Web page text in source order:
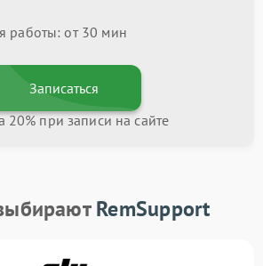
работы: от 30 мин
Записаться
20% при записи на сайте
RemSupport